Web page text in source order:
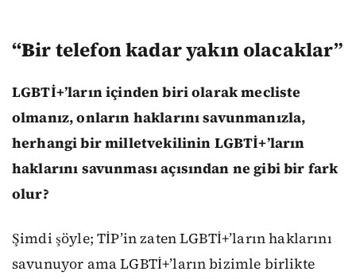
“Bir telefon kadar yakın olacaklar”
LGBTİ+’ların içinden biri olarak mecliste
olmanız, onların haklarını savunmanızla,
herhangi bir milletvekilinin LGBTİ+’ların
haklarını savunması açısından ne gibi bir fark
olur?
Şimdi şöyle; TİP’in zaten LGBTİ+’ların haklarını
savunuyor ama LGBTİ+’ların bizimle birlikte